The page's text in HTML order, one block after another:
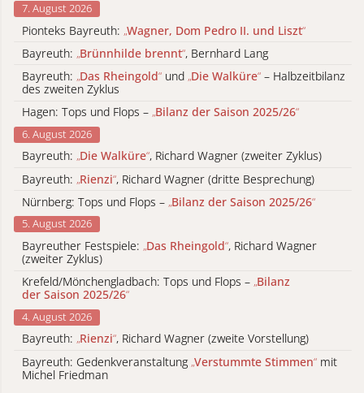
7. August 2026
Pionteks Bayreuth: „Wagner, Dom Pedro II. und Liszt“
Bayreuth: „Brünnhilde brennt“, Bernhard Lang
Bayreuth: „Das Rheingold“ und „Die Walküre“ – Halbzeitbilanz
des zweiten Zyklus
Hagen: Tops und Flops – „Bilanz der Saison 2025/26“
6. August 2026
Bayreuth: „Die Walküre“, Richard Wagner (zweiter Zyklus)
Bayreuth: „Rienzi“, Richard Wagner (dritte Besprechung)
Nürnberg: Tops und Flops – „Bilanz der Saison 2025/26“
5. August 2026
Bayreuther Festspiele: „Das Rheingold“, Richard Wagner
(zweiter Zyklus)
Krefeld/Mönchengladbach: Tops und Flops – „Bilanz
der Saison 2025/26“
4. August 2026
Bayreuth: „Rienzi“, Richard Wagner (zweite Vorstellung)
Bayreuth: Gedenkveranstaltung „Verstummte Stimmen“ mit
Michel Friedman